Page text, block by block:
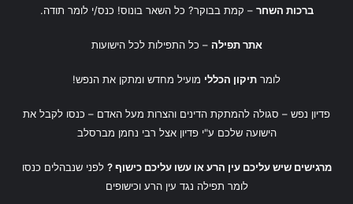
ברכות השחר – קמת בבוקר? כל השאר בונוס! כנס/י לומר תודה.
אתר תפילה – כל התפילות לכל הישועות
לומר תיקון הכללי מועיל מחדש ומתקן את הנפש!
פדיון נפש – סגולה להמתקת הדינים והצרות מעל האדם – כנסו לקבל את
הישועה שלכם ע"יפדיון אצל רבי נחמן מברסלב
מרגישים שיש עליכם עין הרע או עשו עליכם כישוף ? לפני שנבהלים כנסו
לומר תפילה נגד עין הרע וכישופים